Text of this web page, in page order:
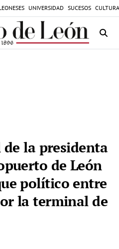
UNIVERSIDAD SUCESOS
la presidenta
de León
político entre
la terminal de